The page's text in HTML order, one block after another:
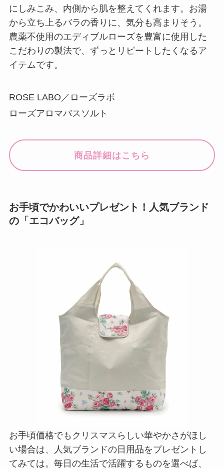
にしみこみ、内側から肌を整えてくれます。お湯
から立ち上るバラの香りに、気分も高まりそう。
農薬不使用のエディブルローズを豊富に使用した
こだわりの製法で、ずっとリピートしたくなるア
イテムです。
ROSE LABO／ローズラボ
ローズアロマバスソルト
商品詳細はこちら
お手頃でかわいいプレゼント！人気ブランド
の「エコバッグ」
お手頃価格でもクリスマスらしい華やかさがほし
い場合は、人気ブランドの日用品をプレゼントし
てみては。毎日の生活で活躍するものを選べば、